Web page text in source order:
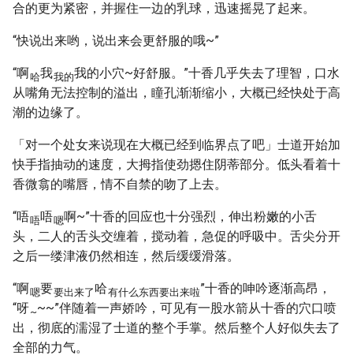
合的更为紧密，并握住一边的乳球，迅速摇晃了起来。
“快说出来哟，说出来会更舒服的哦~”
“啊哈我我的我的小穴~好舒服。”十香几乎失去了理智，口水
从嘴角无法控制的溢出，瞳孔渐渐缩小，大概已经快处于高
潮的边缘了。
「对一个处女来说现在大概已经到临界点了吧」士道开始加
快手指抽动的速度，大拇指使劲摁住阴蒂部分。低头看着十
香微翕的嘴唇，情不自禁的吻了上去。
“唔唔唔嗯啊~”十香的回应也十分强烈，伸出粉嫩的小舌
头，二人的舌头交缠着，搅动着，急促的呼吸中。舌尖分开
之后一缕津液仍然相连，然后缓缓滑落。
“啊嗯要要出来了 哈有什么东西要出来啦”十香的呻吟逐渐高昂，
“呀~~~”伴随着一声娇吟，可见有一股水箭从十香的穴口喷
出，彻底的濡湿了士道的整个手掌。然后整个人好似失去了
全部的力气。